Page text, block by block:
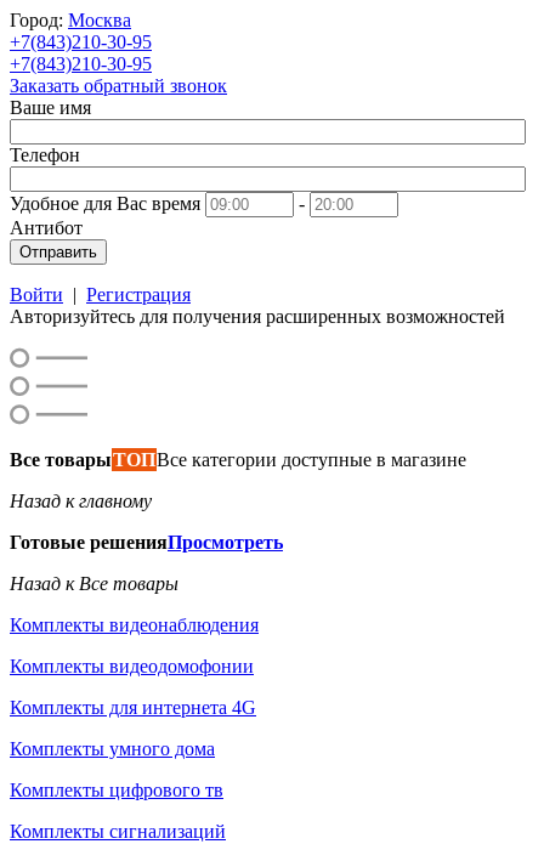
Город: Москва
+7(843)210-30-95
+7(843)210-30-95
Заказать обратный звонок
Ваше имя
Телефон
Удобное для Вас время
-
Антибот
Отправить
Войти | Регистрация
Авторизуйтесь для получения расширенных возможностей
Все товарыТОПВсе категории доступные в магазине
Назад к главному
Готовые решенияПросмотреть
Назад к Все товары
Комплекты видеонаблюдения
Комплекты видеодомофонии
Комплекты для интернета 4G
Комплекты умного дома
Комплекты цифрового тв
Комплекты сигнализаций